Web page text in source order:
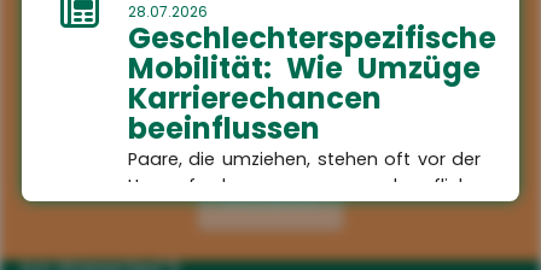
28.07.2026
Geschlechterspezifische
Mobilität: Wie Umzüge
Karrierechancen
beeinflussen
Paare, die umziehen, stehen oft vor der
Herausforderung, berufliche
Kompromisse eingehen zu müssen. Eine
aktuelle Studie...
mehr...
Aktivieren
Kontakt
HSH
Versicherungsmakler GmbH